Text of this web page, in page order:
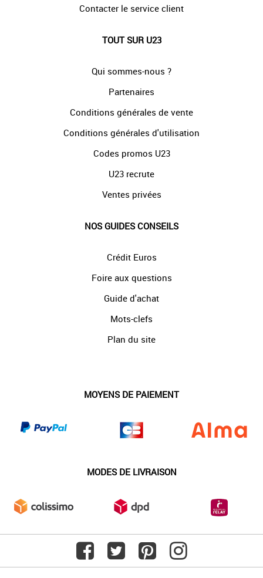
Contacter le service client
TOUT SUR U23
Qui sommes-nous ?
Partenaires
Conditions générales de vente
Conditions générales d'utilisation
Codes promos U23
U23 recrute
Ventes privées
NOS GUIDES CONSEILS
Crédit Euros
Foire aux questions
Guide d'achat
Mots-clefs
Plan du site
MOYENS DE PAIEMENT
MODES DE LIVRAISON